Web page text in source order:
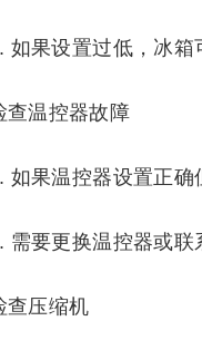
如果设置过低，冰箱
查温控器故障
如果温控器设置正确
需要更换温控器或联
查压缩机